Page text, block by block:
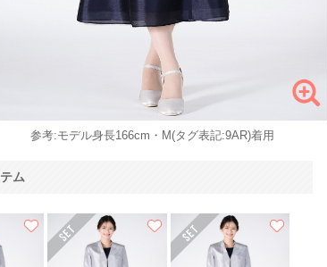
参考:モデル身長166cm・M(タグ表記:9AR)着用
ム